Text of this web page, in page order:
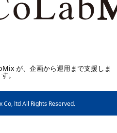
が、企画から運用まで支援しま
す。
ltd All Rights Reserved.